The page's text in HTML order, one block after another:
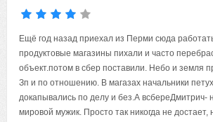
Ещё год назад приехал из Перми сюда
продуктовые магазины пихали и часто
объект.потом в сбер поставили. Небо и земля
Зп и по отношению. В магазах начальники
докапывались по делу и без.А всбереДмитрич-
мировой мужик. Просто так никогда не